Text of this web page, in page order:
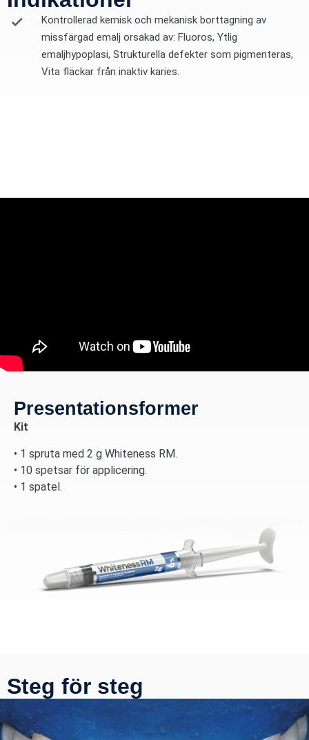
Kontrollerad kemisk och mekanisk borttagning av
missfärgad emalj orsakad av: Fluoros, Ytlig
emaljhypoplasi, Strukturella defekter som pigmenteras,
Vita fläckar från inaktiv karies.
Presentationsformer
Kit
• 1 spruta med 2 g Whiteness RM.
• 10 spetsar för applicering.
• 1 spatel.
Steg för steg